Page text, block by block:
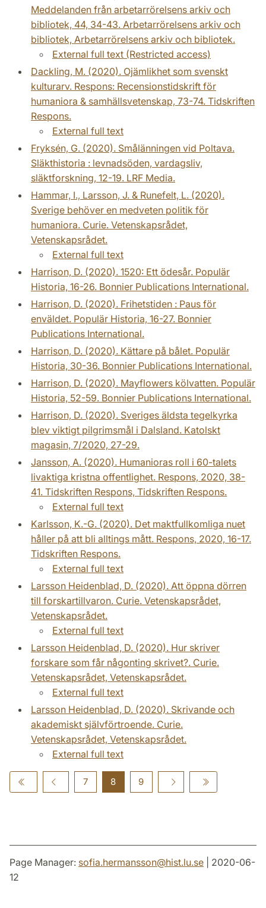
Meddelanden från arbetarrörelsens arkiv och
bibliotek, 44, 34-43. Arbetarrörelsens arkiv och
bibliotek, Arbetarrörelsens arkiv och bibliotek.
External full text (Restricted access)
Dackling, M. (2020). Ojämlikhet som svenskt
kulturarv. Respons: Recensionstidskrift för
humaniora & samhällsvetenskap, 73-74. Tidskriften
Respons.
External full text
Fryksén, G. (2020). Smålänningen vid Poltava.
Släkthistoria : levnadsöden, vardagsliv,
släktforskning, 12-19. LRF Media.
Hammar, I., Larsson, J. & Runefelt, L. (2020).
Sverige behöver en medveten politik för
humaniora. Curie. Vetenskapsrådet,
Vetenskapsrådet.
External full text
Harrison, D. (2020). 1520: Ett ödesår. Populär
Historia, 16-26. Bonnier Publications International.
Harrison, D. (2020). Frihetstiden : Paus för
enväldet. Populär Historia, 16-27. Bonnier
Publications International.
Harrison, D. (2020). Kättare på bålet. Populär
Historia, 30-36. Bonnier Publications International.
Harrison, D. (2020). Mayflowers kölvatten. Populär
Historia, 52-59. Bonnier Publications International.
Harrison, D. (2020). Sveriges äldsta tegelkyrka
blev viktigt pilgrimsmål i Dalsland. Katolskt
magasin, 7/2020, 27-29.
Jansson, A. (2020). Humanioras roll i 60-talets
livaktiga kristna offentlighet. Respons, 2020, 38-
41. Tidskriften Respons, Tidskriften Respons.
External full text
Karlsson, K.-G. (2020). Det maktfullkomliga nuet
håller på att bli alltings mått. Respons, 2020, 16-17.
Tidskriften Respons.
External full text
Larsson Heidenblad, D. (2020). Att öppna dörren
till forskartillvaron. Curie. Vetenskapsrådet,
Vetenskapsrådet.
External full text
Larsson Heidenblad, D. (2020). Hur skriver
forskare som får någonting skrivet?. Curie.
Vetenskapsrådet, Vetenskapsrådet.
External full text
Larsson Heidenblad, D. (2020). Skrivande och
akademiskt självförtroende. Curie.
Vetenskapsrådet, Vetenskapsrådet.
External full text
7 8 9
Page Manager: sofia.hermansson@hist.lu.se | 2020-06-
12